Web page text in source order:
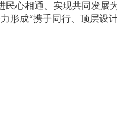
民心相通、实现共同发
形成“携手同行、顶层设